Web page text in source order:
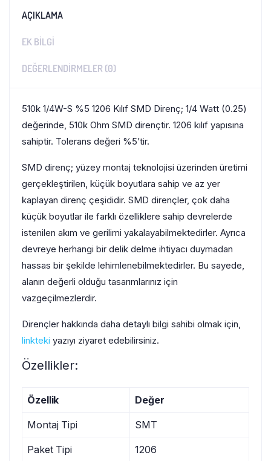
AÇIKLAMA
EK BILGI
DEĞERLENDIRMELER (0)
510k 1/4W-S %5 1206 Kılıf SMD Direnç; 1/4 Watt (0.25)
değerinde, 510k Ohm SMD dirençtir. 1206 kılıf yapısına
sahiptir. Tolerans değeri %5’tir.
SMD direnç; yüzey montaj teknolojisi üzerinden üretimi
gerçekleştirilen, küçük boyutlara sahip ve az yer
kaplayan direnç çeşididir. SMD dirençler, çok daha
küçük boyutlar ile farklı özelliklere sahip devrelerde
istenilen akım ve gerilimi yakalayabilmektedirler. Ayrıca
devreye herhangi bir delik delme ihtiyacı duymadan
hassas bir şekilde lehimlenebilmektedirler. Bu sayede,
alanın değerli olduğu tasarımlarınız için
vazgeçilmezlerdir.
Dirençler hakkında daha detaylı bilgi sahibi olmak için,
linkteki yazıyı ziyaret edebilirsiniz.
Özellikler:
Özellik Değer
Montaj Tipi SMT
Paket Tipi 1206